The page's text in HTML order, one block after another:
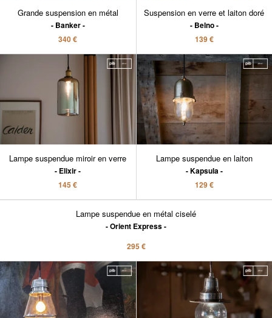
Grande suspension en métal
Banker
340 €
Suspension en verre et laiton doré
Belno
139 €
Lampe suspendue miroir en verre
Elixir
145 €
Lampe suspendue en métal ciselé
Orient Express
295 €
Lampe suspendue en laiton
Kapsula
129 €